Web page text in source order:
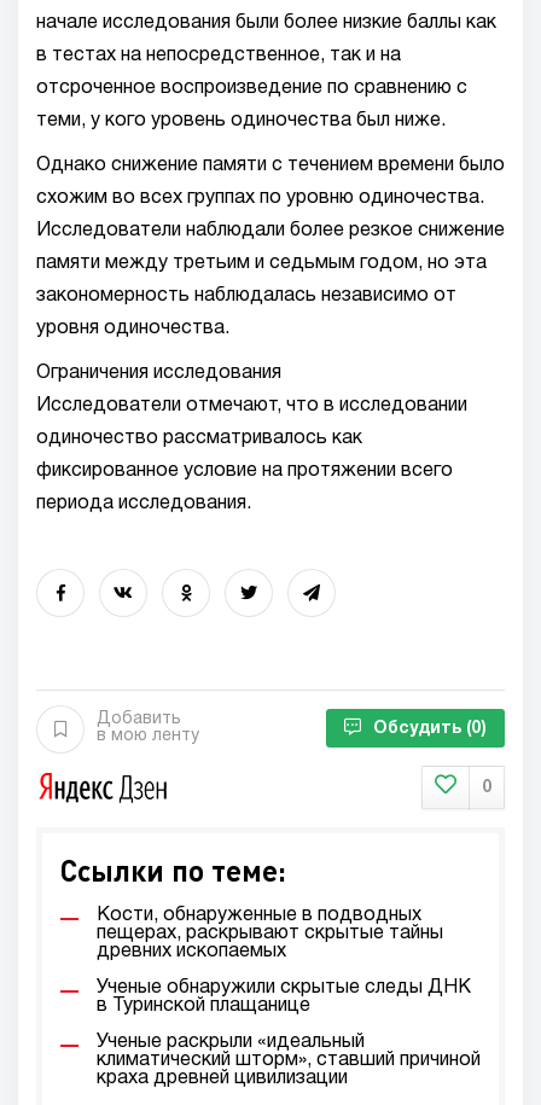
начале исследования были более низкие баллы как
в тестах на непосредственное, так и на
отсроченное воспроизведение по сравнению с
теми, у кого уровень одиночества был ниже.
Однако снижение памяти с течением времени было
схожим во всех группах по уровню одиночества.
Исследователи наблюдали более резкое снижение
памяти между третьим и седьмым годом, но эта
закономерность наблюдалась независимо от
уровня одиночества.
Ограничения исследования
Исследователи отмечают, что в исследовании
одиночество рассматривалось как
фиксированное условие на протяжении всего
периода исследования.
Добавить
в мою ленту
Обсудить (0)
0
Ссылки по теме:
Кости, обнаруженные в подводных
пещерах, раскрывают скрытые тайны
древних ископаемых
Ученые обнаружили скрытые следы ДНК
в Туринской плащанице
Ученые раскрыли «идеальный
климатический шторм», ставший причиной
краха древней цивилизации